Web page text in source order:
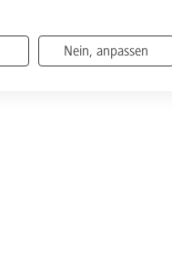
Nein, anpassen